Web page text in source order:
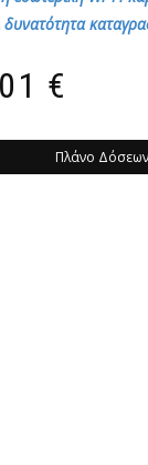
δυνατότητα
€
Πλάνο Δόσεων